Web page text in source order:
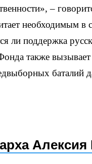
–
необходимым
ли поддержка
также
баталий
Алексия